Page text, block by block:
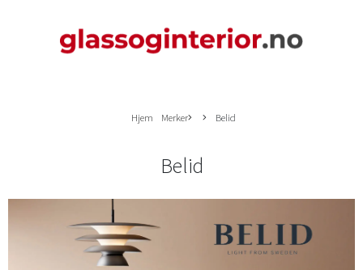
Hjem Merker Belid
Belid